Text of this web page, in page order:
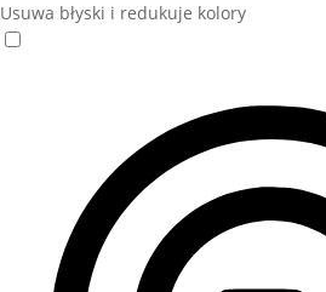
Usuwa błyski i redukuje kolory